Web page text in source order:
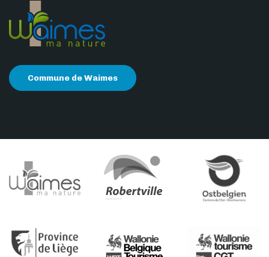
Commune de Waimes